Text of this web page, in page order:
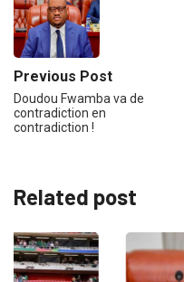
Previous Post
Doudou Fwamba va de
contradiction en
contradiction !
Related post